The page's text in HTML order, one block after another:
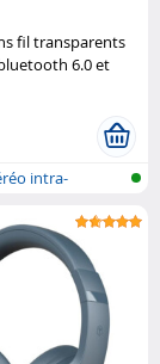
fil transparents
6.0 et
intra-